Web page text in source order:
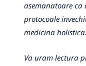
asemanatoare ca
protocoale
medicina holistica.
Va uram lectura